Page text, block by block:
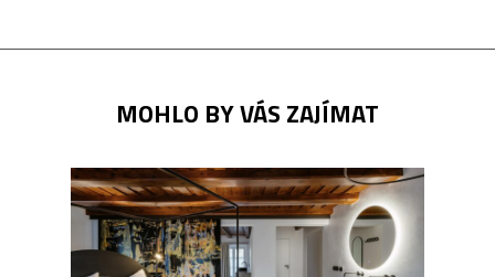
MOHLO BY VÁS ZAJÍMAT